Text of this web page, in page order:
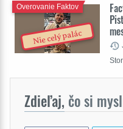
Nie celý palác
Overovanie Faktov
Zdieľaj, čo si